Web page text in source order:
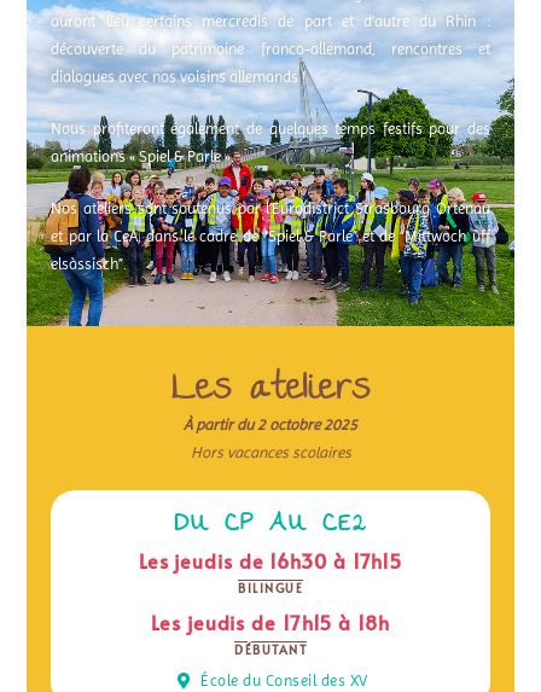
auront lieu certains mercredis de part et d’autre du Rhin :
découverte du patrimoine franco-allemand, rencontres et
dialogues avec nos voisins allemands !
Nous profiteront également de quelques temps festifs pour des
animations « Spiel & Parle ».
Nos ateliers sont soutenus par l’Eurodistrict Strasbourg Ortenau
et par la CeA, dans le cadre de “Spiel & Parle” et de “Mittwoch ùff
elsàssisch”.
Les ateliers
À partir du 2 octobre 2025
Hors vacances scolaires
DU CP AU CE2
Les jeudis de 16h30 à 17h15
BILINGUE
Les jeudis de 17h15 à 18h
DÉBUTANT
École du Conseil des XV